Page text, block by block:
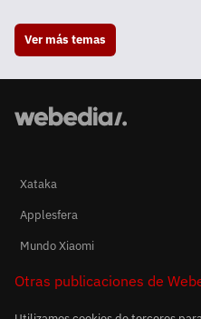
Ver más temas
Xataka
Applesfera
Mundo Xiaomi
Otras publicaciones de